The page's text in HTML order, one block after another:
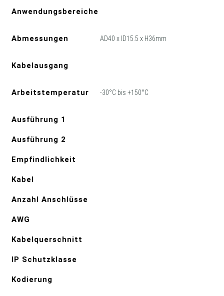
Anwendungsbereiche
Abmessungen AD40 x ID15.5 x H36mm
Kabelausgang
Arbeitstemperatur -30°C bis +150°C
Ausführung 1
Ausführung 2
Empfindlichkeit
Kabel
Anzahl Anschlüsse
AWG
Kabelquerschnitt
IP Schutzklasse
Kodierung